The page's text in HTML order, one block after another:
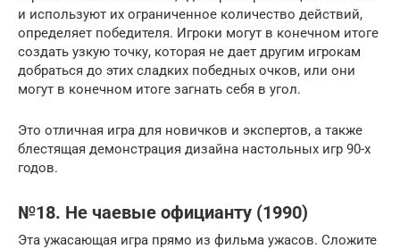
и используют их ограниченное количество действий,
определяет победителя. Игроки могут в конечном итоге
создать узкую точку, которая не дает другим игрокам
добраться до этих сладких победных очков, или они
могут в конечном итоге загнать себя в угол.
Это отличная игра для новичков и экспертов, а также
блестящая демонстрация дизайна настольных игр 90-х
годов.
№18. Не чаевые официанту (1990)
Эта ужасающая игра прямо из фильма ужасов. Сложите